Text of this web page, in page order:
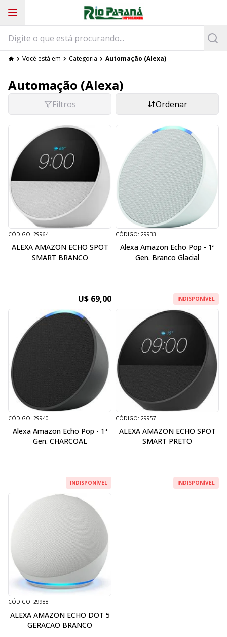
Você está em Categoria Automação (Alexa)
Automação (Alexa)
Filtros Ordenar
CÓDIGO: 29964
ALEXA AMAZON ECHO SPOT
SMART BRANCO
U$ 69,00
CÓDIGO: 29933
Alexa Amazon Echo Pop - 1ª
Gen. Branco Glacial
INDISPONÍVEL
CÓDIGO: 29940
Alexa Amazon Echo Pop - 1ª
Gen. CHARCOAL
INDISPONÍVEL
CÓDIGO: 29957
ALEXA AMAZON ECHO SPOT
SMART PRETO
INDISPONÍVEL
CÓDIGO: 29988
ALEXA AMAZON ECHO DOT 5
GERACAO BRANCO